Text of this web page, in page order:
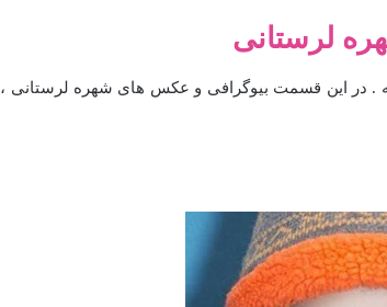
لرستانی
. در این قسمت بیوگرافی و عکس های شهره لرستانی ،